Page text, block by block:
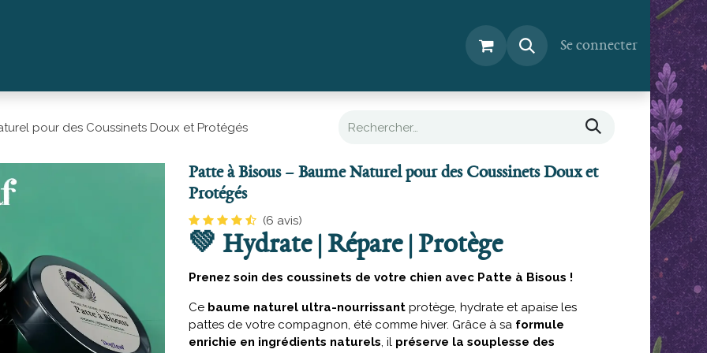
Se connecter
pour des Coussinets Doux et Protégés
Patte à Bisous – Baume Naturel pour des Coussinets Doux et
Protégés
(6 avis)
💚 Hydrate | Répare | Protège
Prenez soin des coussinets de votre chien avec Patte à Bisous !
Ce baume naturel ultra-nourrissant protège, hydrate et apaise les
pattes de votre compagnon, été comme hiver. Grâce à sa formule
enrichie en ingrédients naturels, il préserve la souplesse des